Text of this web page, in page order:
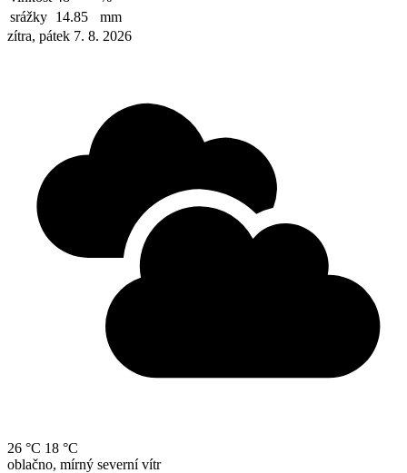
srážky 14.85
mm
zítra, pátek 7. 8. 2026
26 °C 18 °C
oblačno, mírný severní vítr